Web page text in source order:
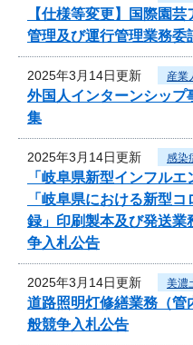
【仕様等変更】国際園
管理及び運行管理業務委
2025年3月14日更新 産業
外国人インターンシップ
集
2025年3月14日更新 感染
「岐阜県新型インフル
「岐阜県における新型
録」印刷製本及び発送業
争入札公告
2025年3月14日更新 美濃
道路照明灯修繕業務（管
般競争入札公告